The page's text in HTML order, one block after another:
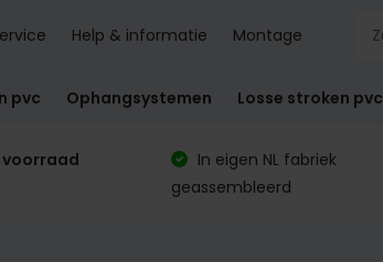
Help & informatie Montage
pvc Ophangsystemen Losse stroken pvc
In eigen NL fabriek
geassembleerd